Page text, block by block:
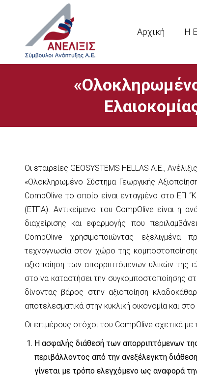
Αρχική Η
Οι εταιρείες GEOSYSTEMS HELLAS Α.Ε.,
«Ολοκληρωμένο Σύστημα Γεωργικής
CompOlive το οποίο είναι ενταγμένο στο ΕΠ
(ΕΤΠΑ). Αντικείμενο του CompOlive είναι η
διαχείρισης και εφαρμογής που
CompOlive χρησιμοποιώντας εξελιγμένα
τεχνογνωσία στον χώρο της
αξιοποίηση των απορριπτόμενων υλικών της
στο να καταστήσει την συγκομποστοποίησης
δίνοντας βάρος στην αξιοποίηση
αποτελεσματικά στην κυκλική οικονομία και
Οι επιμέρους στόχοι του CompOlive σχετικά με
Η ασφαλής διάθεσή των απορριπτόμενων
περιβάλλοντος από την ανεξέλεγκτη
γίνεται με τρόπο ελεγχόμενο ως αναφορά